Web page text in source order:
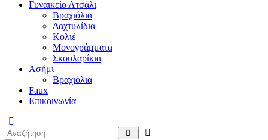
Γυναικείο Ατσάλι
Βραχιόλια
Δαχτυλίδια
Κολιέ
Μονογράμματα
Σκουλαρίκια
Ασήμι
Βραχιόλια
Faux
Επικοινωνία